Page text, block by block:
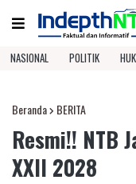
NASIONAL POLITIK
Beranda BERITA
Resmi!! NTB
XXII 2028